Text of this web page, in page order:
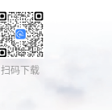
扫码下载